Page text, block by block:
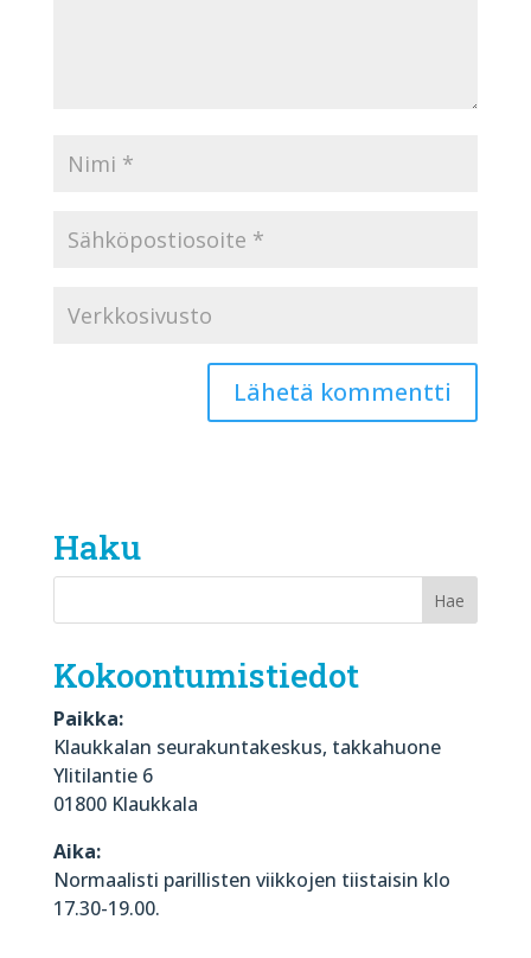
Haku
Kokoontumistiedot
Paikka:
Klaukkalan seurakuntakeskus, takkahuone
Ylitilantie 6
01800 Klaukkala
Aika:
Normaalisti parillisten viikkojen tiistaisin klo
17.30-19.00.